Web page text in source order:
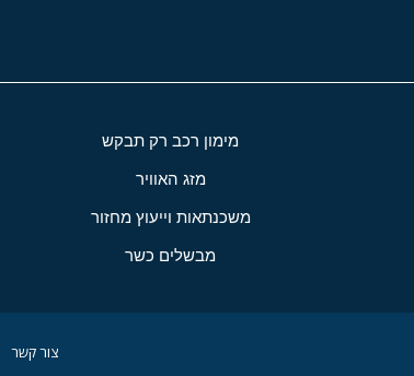
מימון רכב רק תבקש
מזג האוויר
משכנתאות וייעוץ מחזור
מבשלים כשר
צור קשר